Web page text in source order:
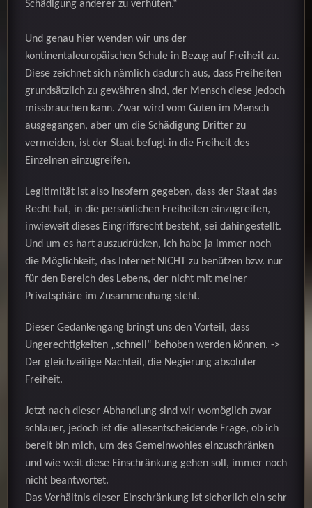
Schädigung anderer zu verhüten.“
Und genau hier wenden wir uns der
kontinentaleuropäischen Schule in Bezug auf Freiheit zu.
Diese zeichnet sich nämlich dadurch aus, dass Freiheiten
grundsätzlich zu gewähren sind, der Mensch diese jedoch
missbrauchen kann. Zwar wird vom Guten im Mensch
ausgegangen, aber um die Schädigung Dritter zu
vermeiden, ist der Staat befugt in die Freiheit des
Einzelnen einzugreifen.
Legitimität ist also insofern gegeben, dass der Staat das
Recht hat, in die persönlichen Freiheiten einzugreifen,
inwieweit dieses Eingriffsrecht besteht, sei dahingestellt.
Und um es hart auszudrücken, ich habe ja immer noch
die Möglichkeit, das Internet NICHT zu benützen bzw. nur
für den Bereich des Lebens, der nicht mit meiner
Privatsphäre im Zusammenhang steht.
Dieser Gedankengang bringt uns den Vorteil, dass
Ungerechtigkeiten „schnell“ behoben werden können. ->
Der gleichzeitige Nachteil, die Negierung absoluter
Freiheit.
Jetzt nach dieser Abhandlung sind wir womöglich zwar
schlauer, jedoch ist die allesentscheidende Frage, ob ich
bereit bin mich, um des Gemeinwohles einzuschränken
und wie weit diese Einschränkung gehen soll, immer noch
nicht beantwortet.
Das Verhältnis dieser Einschränkung ist sicherlich ein sehr